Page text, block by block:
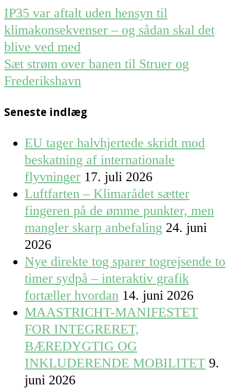
Post
navigation
IP35 var aftalt uden hensyn til
klimakonsekvenser – og sådan skal det
blive ved med
Sæt strøm over banen til Struer og
Frederikshavn
Seneste indlæg
EU tager halvhjertede skridt mod
beskatning af internationale
flyvninger 17. juli 2026
Luftfarten – Klimarådet sætter
fingeren på de ømme punkter, men
mangler skarp anbefaling 24. juni
2026
Nye direkte tog sparer togrejsende to
timer sydpå – interaktiv grafik
fortæller hvordan 14. juni 2026
MAASTRICHT-MANIFESTET
FOR INTEGRERET,
BÆREDYGTIG OG
INKLUDERENDE MOBILITET 9.
juni 2026